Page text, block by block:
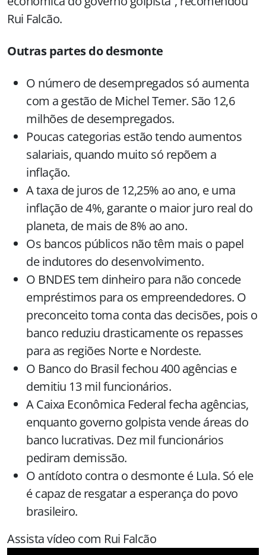
Rui Falcão.
Outras partes do desmonte
O número de desempregados só aumenta
com a gestão de Michel Temer. São 12,6
milhões de desempregados.
Poucas categorias estão tendo aumentos
salariais, quando muito só repõem a
inflação.
A taxa de juros de 12,25% ao ano, e uma
inflação de 4%, garante o maior juro real do
planeta, de mais de 8% ao ano.
Os bancos públicos não têm mais o papel
de indutores do desenvolvimento.
O BNDES tem dinheiro para não concede
empréstimos para os empreendedores. O
preconceito toma conta das decisões, pois o
banco reduziu drasticamente os repasses
para as regiões Norte e Nordeste.
O Banco do Brasil fechou 400 agências e
demitiu 13 mil funcionários.
A Caixa Econômica Federal fecha agências,
enquanto governo golpista vende áreas do
banco lucrativas. Dez mil funcionários
pediram demissão.
O antídoto contra o desmonte é Lula. Só ele
é capaz de resgatar a esperança do povo
brasileiro.
Assista vídeo com Rui Falcão